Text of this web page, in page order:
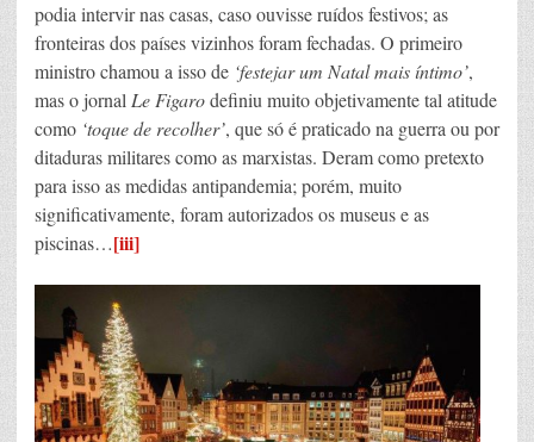
podia intervir nas casas, caso ouvisse ruídos festivos; as
fronteiras dos países vizinhos foram fechadas. O primeiro
ministro chamou a isso de ‘festejar um Natal mais íntimo’,
mas o jornalLe Figarodefiniu muito objetivamente tal atitude
como ‘toque de recolher’, que só é praticado na guerra ou por
ditaduras militares como as marxistas. Deram como pretexto
para isso as medidas antipandemia; porém, muito
significativamente, foram autorizados os museus e as
piscinas…[iii]